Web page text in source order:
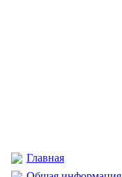
Главная